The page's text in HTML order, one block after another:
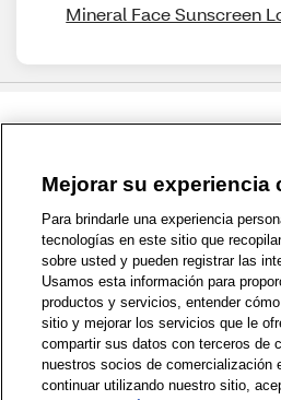
Mineral Face Sunscreen
1-800-679-9691 | Contáctenos |
Política de Privacidad | WA
Zona de Bienestar | ©
Mejorar su experiencia
Para brindarle una experiencia
tecnologías en este sitio que
sobre usted y pueden registrar las
Usamos esta información para
productos y servicios, entender
sitio y mejorar los servicios que le
compartir sus datos con terceros de
nuestros socios de comercialización
continuar utilizando nuestro sitio,